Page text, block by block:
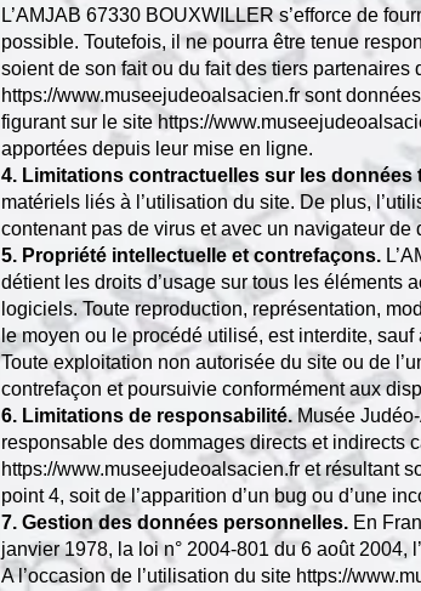
L’AMJAB 67330 BOUXWILLER s’efforce de
possible. Toutefois, il ne pourra être tenue
soient de son fait ou du fait des tiers
https://www.museejudeoalsacien.frsont
figurant sur le site https://
apportées depuis leur mise en ligne.
4. Limitations contractuelles sur les données
matériels liés à l’utilisation du site. De plus,
contenant pas de virus et avec un navigateur de
5. Propriété intellectuelle et contrefaçons.
détient les droits d’usage sur tous les éléments
logiciels. Toute reproduction, représentation,
le moyen ou le procédé utilisé, est interdite,
Toute exploitation non autorisée du site ou de
contrefaçon et poursuivie conformément aux
6. Limitations de responsabilité.Musée
responsable des dommages directs et indirects
https://www.museejudeoalsacien.fret résultant
point 4, soit de l’apparition d’un bug ou d’une
7. Gestion des données personnelles. En
janvier 1978, la loi n° 2004-801 du 6 août 2004,
A l’occasion de l’utilisation du site https://